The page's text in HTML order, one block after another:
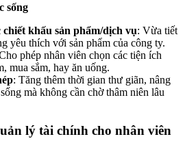
sống
khấu sản phẩm/dịch vụ: Vừa tiết
yêu thích với sản phẩm của công ty.
phép nhân viên chọn các tiện ích
mua sắm, hay ăn uống.
: Tăng thêm thời gian thư giãn, nâng
mà không cần chờ thâm niên lâu
lý tài chính cho nhân viên